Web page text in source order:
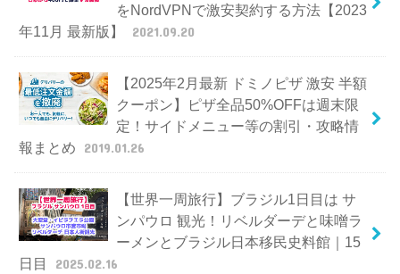
をNordVPNで激安契約する方法【2023
年11月 最新版】
2021.09.20
【2025年2月最新 ドミノピザ 激安 半額
クーポン】ピザ全品50%OFFは週末限
定！サイドメニュー等の割引・攻略情
報まとめ
2019.01.26
【世界一周旅行】ブラジル1日目は サ
ンパウロ 観光！リベルダーデと味噌ラ
ーメンとブラジル日本移民史料館｜15
日目
2025.02.16